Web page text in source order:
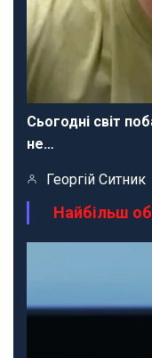
Сьогодні світ
не…
Георгій Ситник
Найбільш